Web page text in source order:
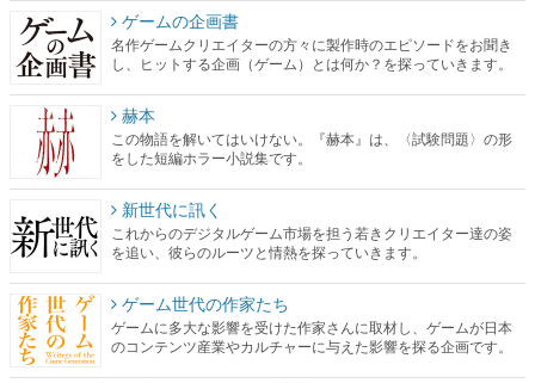
ゲームの企画書
名作ゲームクリエイターの方々に製作時のエピソードをお聞き
し、ヒットする企画（ゲーム）とは何か？を探っていきます。
赫本
この物語を解いてはいけない。『赫本』は、〈試験問題〉の形
をした短編ホラー小説集です。
新世代に訊く
これからのデジタルゲーム市場を担う若きクリエイター達の姿
を追い、彼らのルーツと情熱を探っていきます。
ゲーム世代の作家たち
ゲームに多大な影響を受けた作家さんに取材し、ゲームが日本
のコンテンツ産業やカルチャーに与えた影響を探る企画です。